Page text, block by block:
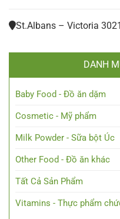
St.Albans – Victoria
DANH
Baby Food - Đồ ăn dặm
Cosmetic - Mỹ phẩm
Milk Powder - Sữa bột Úc
Other Food - Đồ ăn khác
Tất Cả Sản Phẩm
Vitamins - Thực phẩm